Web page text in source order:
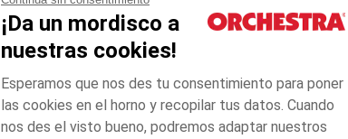
¡Da un mordisco a
nuestras cookies!
Esperamos que nos des tu consentimiento para poner
las cookies en el horno y recopilar tus datos. Cuando
nos des el visto bueno, podremos adaptar nuestros